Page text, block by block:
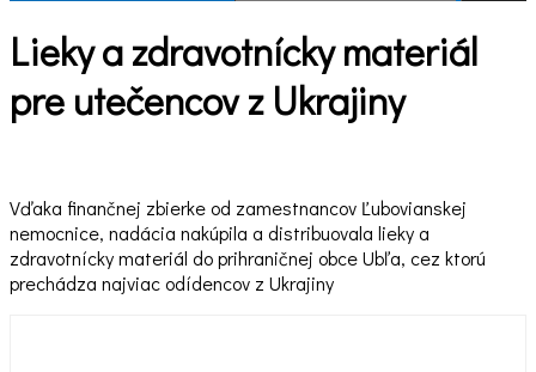
Lieky a zdravotnícky materiál
pre utečencov z Ukrajiny
Vďaka finančnej zbierke od zamestnancov Ľubovianskej
nemocnice, nadácia nakúpila a distribuovala lieky a
zdravotnícky materiál do prihraničnej obce Ubľa, cez ktorú
prechádza najviac odídencov z Ukrajiny